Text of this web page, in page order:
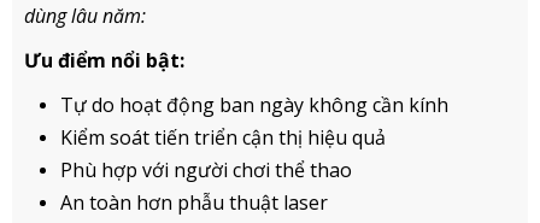
dùng lâu năm:
Ưu điểm nổi bật:
Tự do hoạt động ban ngày không cần kính
Kiểm soát tiến triển cận thị hiệu quả
Phù hợp với người chơi thể thao
An toàn hơn phẫu thuật laser